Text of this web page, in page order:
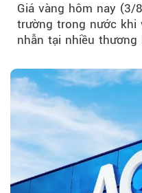
Giá vàng hôm nay
trường trong nước khi
nhẫn tại nhiều